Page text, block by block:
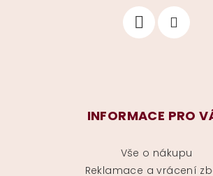
INFORMACE PRO
Vše o nákupu
Reklamace a vrácení